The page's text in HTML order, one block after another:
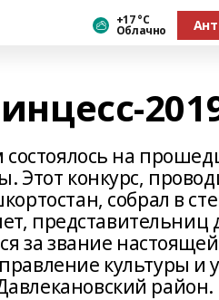
+17 °С
Облачно
на
Этот конкурс,
собрал в
представительниц
за звание
культуры и
район.